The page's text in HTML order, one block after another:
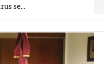
se...